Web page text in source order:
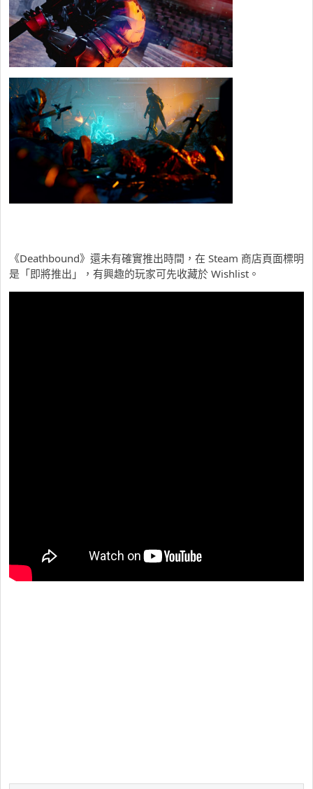
《Deathbound》還未有確實推出時間，在 Steam 商店頁面標明
是「即將推出」，有興趣的玩家可先收藏於 Wishlist。